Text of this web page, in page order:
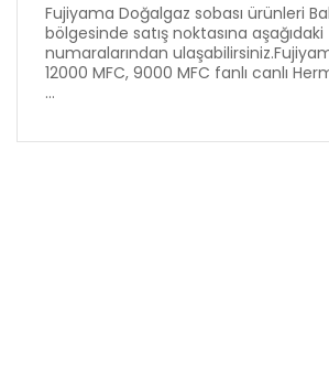
Fujiyama Doğalgaz sobası ürünleri
bölgesinde satış noktasına aşağıdaki
numaralarından
12000 MFC, 9000 MFC fanlı canlı
...